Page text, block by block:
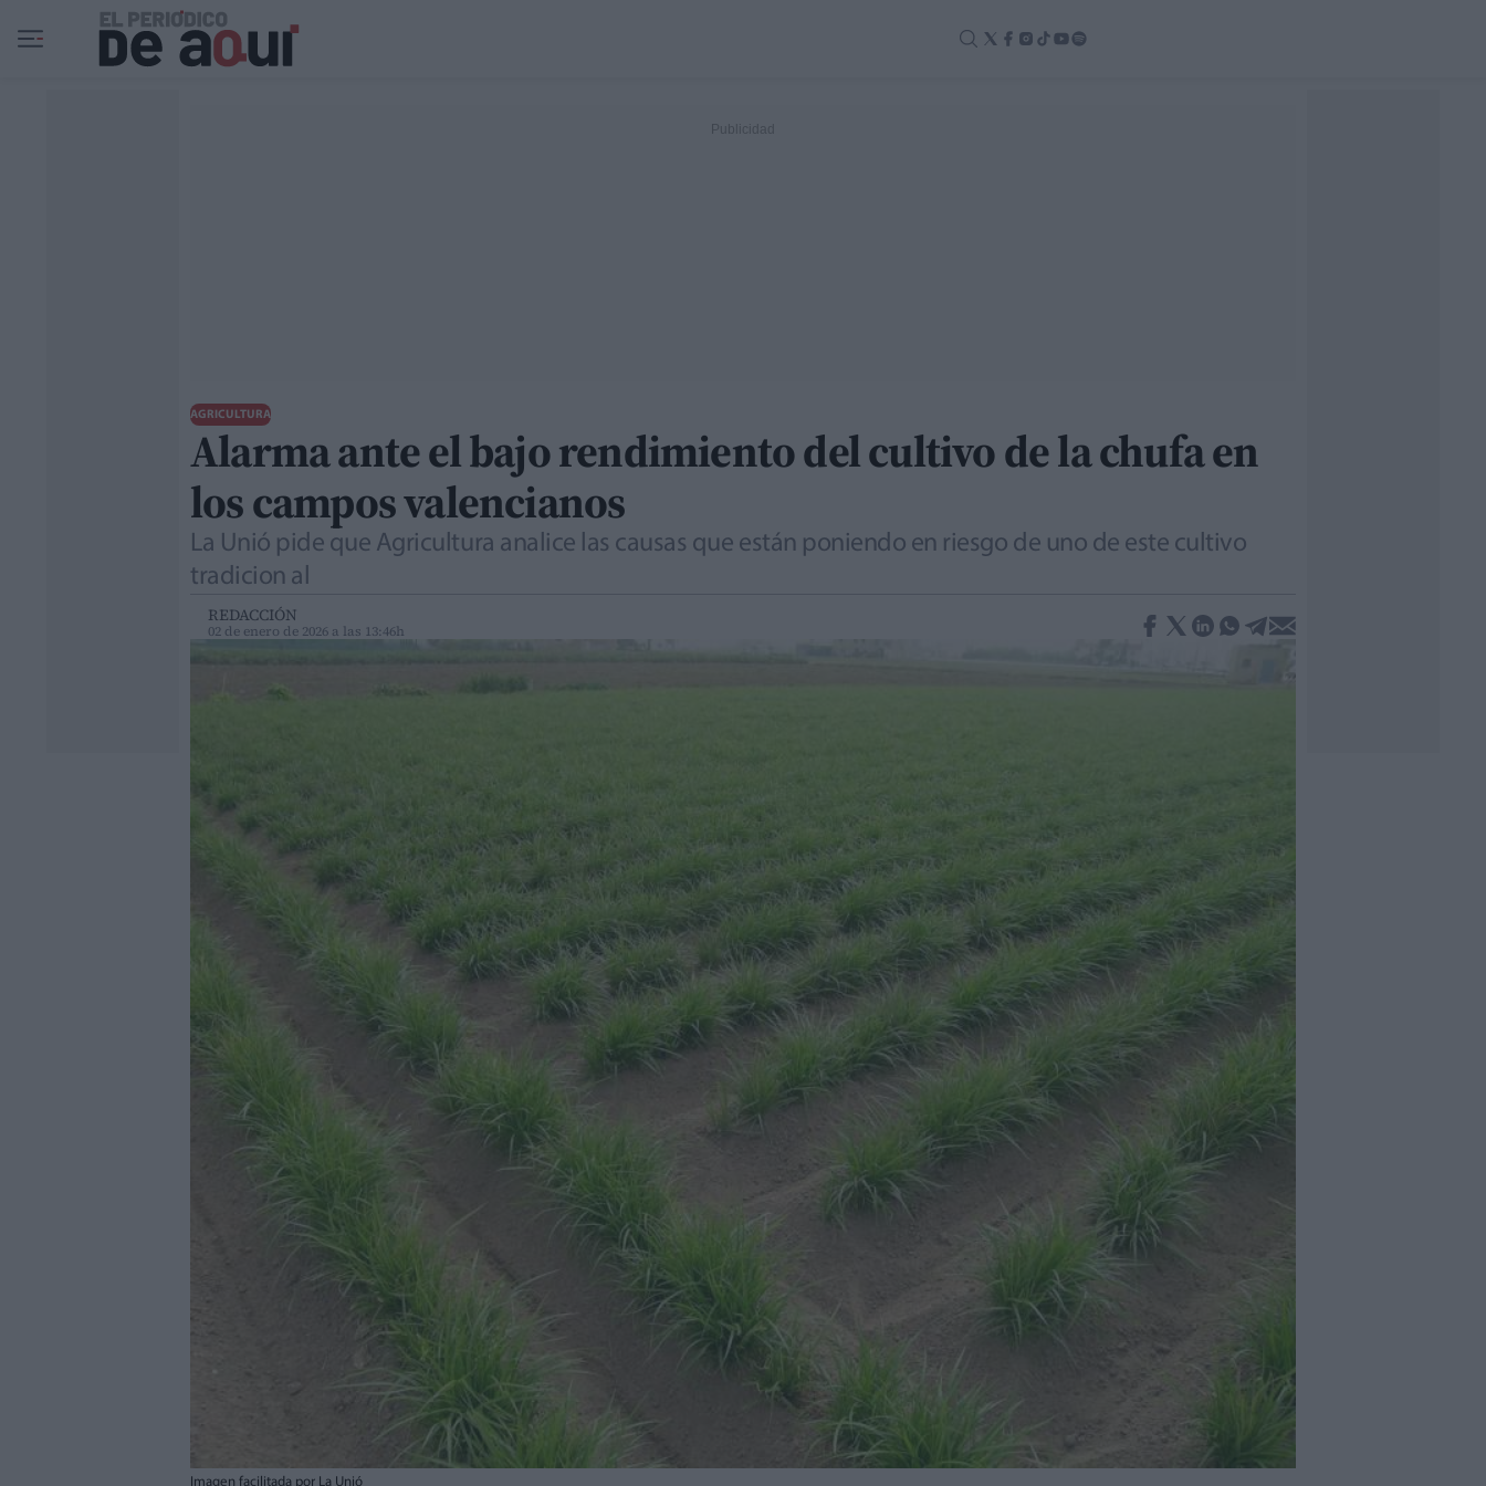
Ir al contenido principal
AGRICULTURA
Alarma ante el bajo rendimiento del cultivo de la chufa en
los campos valencianos
La Unió pide que Agricultura analice las causas que están poniendo en riesgo de uno de este cultivo
tradicion al
REDACCIÓN
02 de enero de 2026 a las 13:46h
Imagen facilitada por La Unió